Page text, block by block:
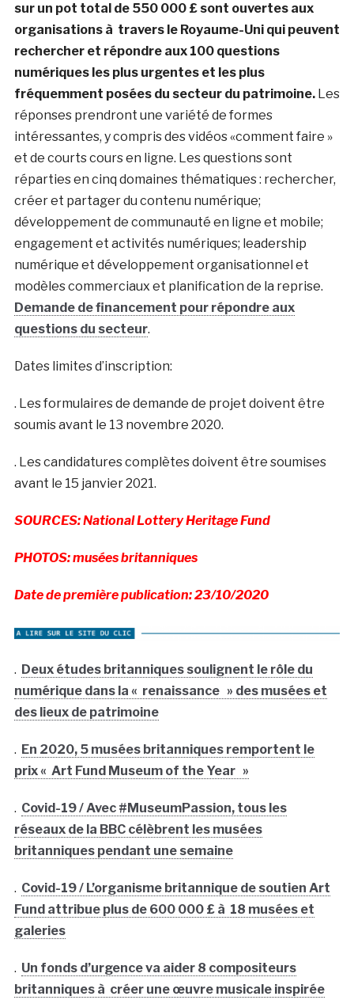
sur un pot total de 550 000 £ sont ouvertes aux
organisations à travers le Royaume-Uni qui peuvent
rechercher et répondre aux 100 questions
numériques les plus urgentes et les plus
fréquemment posées du secteur du patrimoine.Les
réponses prendront une variété de formes
intéressantes, y compris des vidéos «comment faire »
et de courts cours en ligne. Les questions sont
réparties en cinq domaines thématiques : rechercher,
créer et partager du contenu numérique;
développement de communauté en ligne et mobile;
engagement et activités numériques; leadership
numérique et développement organisationnel et
modèles commerciaux et planification de la reprise.
Demande de financement pour répondre aux
questions du secteur.
Dates limites d’inscription:
. Les formulaires de demande de projet doivent être
soumis avant le 13 novembre 2020.
. Les candidatures complètes doivent être soumises
avant le 15 janvier 2021.
SOURCES: National Lottery Heritage Fund
PHOTOS: musées britanniques
Date de première publication: 23/10/2020
. Deux études britanniques soulignent le rôle du
numérique dans la « renaissance » des musées et
des lieux de patrimoine
. En 2020, 5 musées britanniques remportent le
prix « Art Fund Museum of the Year »
. Covid-19 / Avec #MuseumPassion, tous les
réseaux de la BBC célèbrent les musées
britanniques pendant une semaine
. Covid-19 / L’organisme britannique de soutien Art
Fund attribue plus de 600 000 £ à 18 musées et
galeries
. Un fonds d’urgence va aider 8 compositeurs
britanniques à créer une œuvre musicale inspirée